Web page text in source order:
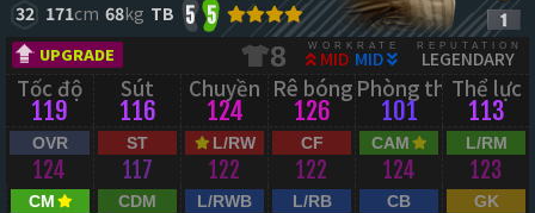
32 171cm 68kg TB 5 5
UPGRADE 8 WORKRATE
MID MID
REPUTATION
LEGENDARY
Tốc độ
119
Sút
116
Chuyền
124
Rê bóng
126
Phòng thủ
101
Thể lực
113
OVR
124
ST
117
L/RW
122
CF
122
CAM
124
L/RM
123
CM CDM L/RWB L/RB CB GK